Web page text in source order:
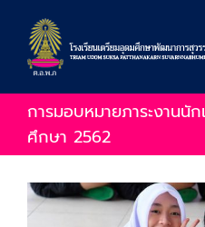
content
การมอบหมายภาระงานนั
ศึกษา 2562
View
Larger
Image